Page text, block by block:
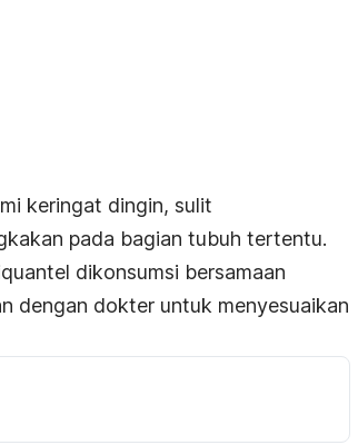
keringat dingin, sulit
pada bagian tubuh tertentu.
dikonsumsi bersamaan
dengan dokter untuk menyesuaikan